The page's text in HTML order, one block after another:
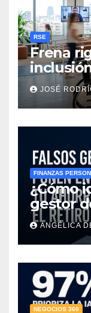
RSE
Frena
JOSÉ
FINANZAS
¿Cómo
gestor
ahorro
ANGÉLICA
NEGOCIOS 360